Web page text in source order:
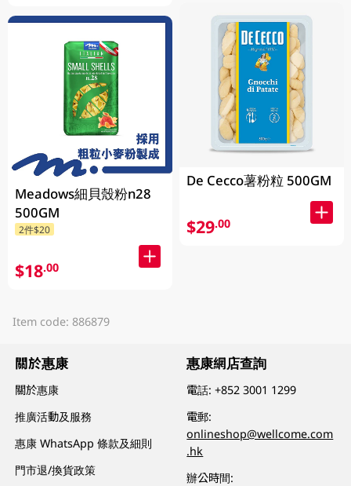
Meadows細貝殼粉n28
500GM
2件$20
$18.00
De Cecco薯粉粒 500GM
$29.00
Item code: 886879
關於惠康
關於惠康
推廣活動及服務
惠康 WhatsApp 條款及細則
門市退/換貨政策
惠康網店查詢
電話:+852 3001 1299
電郵:
onlineshop@wellcome.com
.hk
辦公時間: